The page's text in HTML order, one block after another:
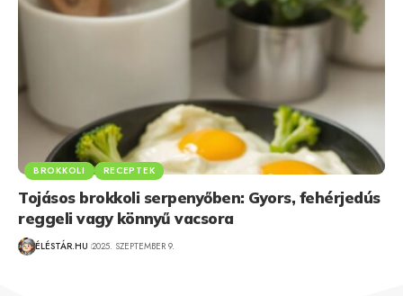
BROKKOLI RECEPTEK
Tojásos brokkoli serpenyőben: Gyors, fehérjedús
reggeli vagy könnyű vacsora
ÉLÉSTÁR.HU 2025. SZEPTEMBER 9.